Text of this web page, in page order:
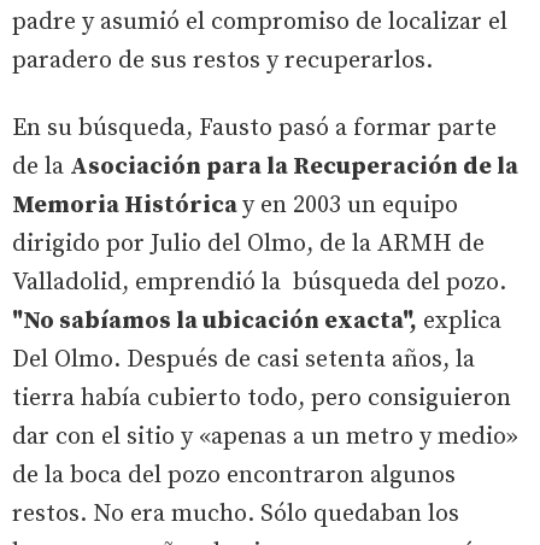
padre y asumió el compromiso de localizar el
paradero de sus restos y recuperarlos.
En su búsqueda, Fausto pasó a formar parte
de la Asociación para la Recuperación de la
Memoria Históricay en 2003 un equipo
dirigido por Julio del Olmo, de la ARMH de
Valladolid, emprendió la búsqueda del pozo.
"No sabíamos la ubicación exacta", explica
Del Olmo. Después de casi setenta años, la
tierra había cubierto todo, pero consiguieron
dar con el sitio y «apenas a un metro y medio»
de la boca del pozo encontraron algunos
restos. No era mucho. Sólo quedaban los